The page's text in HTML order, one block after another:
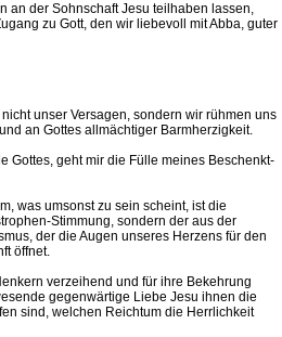
an der Sohnschaft Jesu teilhaben lassen,
zu Gott, den wir liebevoll mit Abba, guter
unser Versagen, sondern wir rühmen uns
an Gottes allmächtiger Barmherzigkeit.
Gottes, geht mir die Fülle meines Beschenkt-
was umsonst zu sein scheint, ist die
Stimmung, sondern der aus der
der die Augen unseres Herzens für den
öffnet.
verzeihend und für ihre Bekehrung
gegenwärtige Liebe Jesu ihnen die
sind, welchen Reichtum die Herrlichkeit